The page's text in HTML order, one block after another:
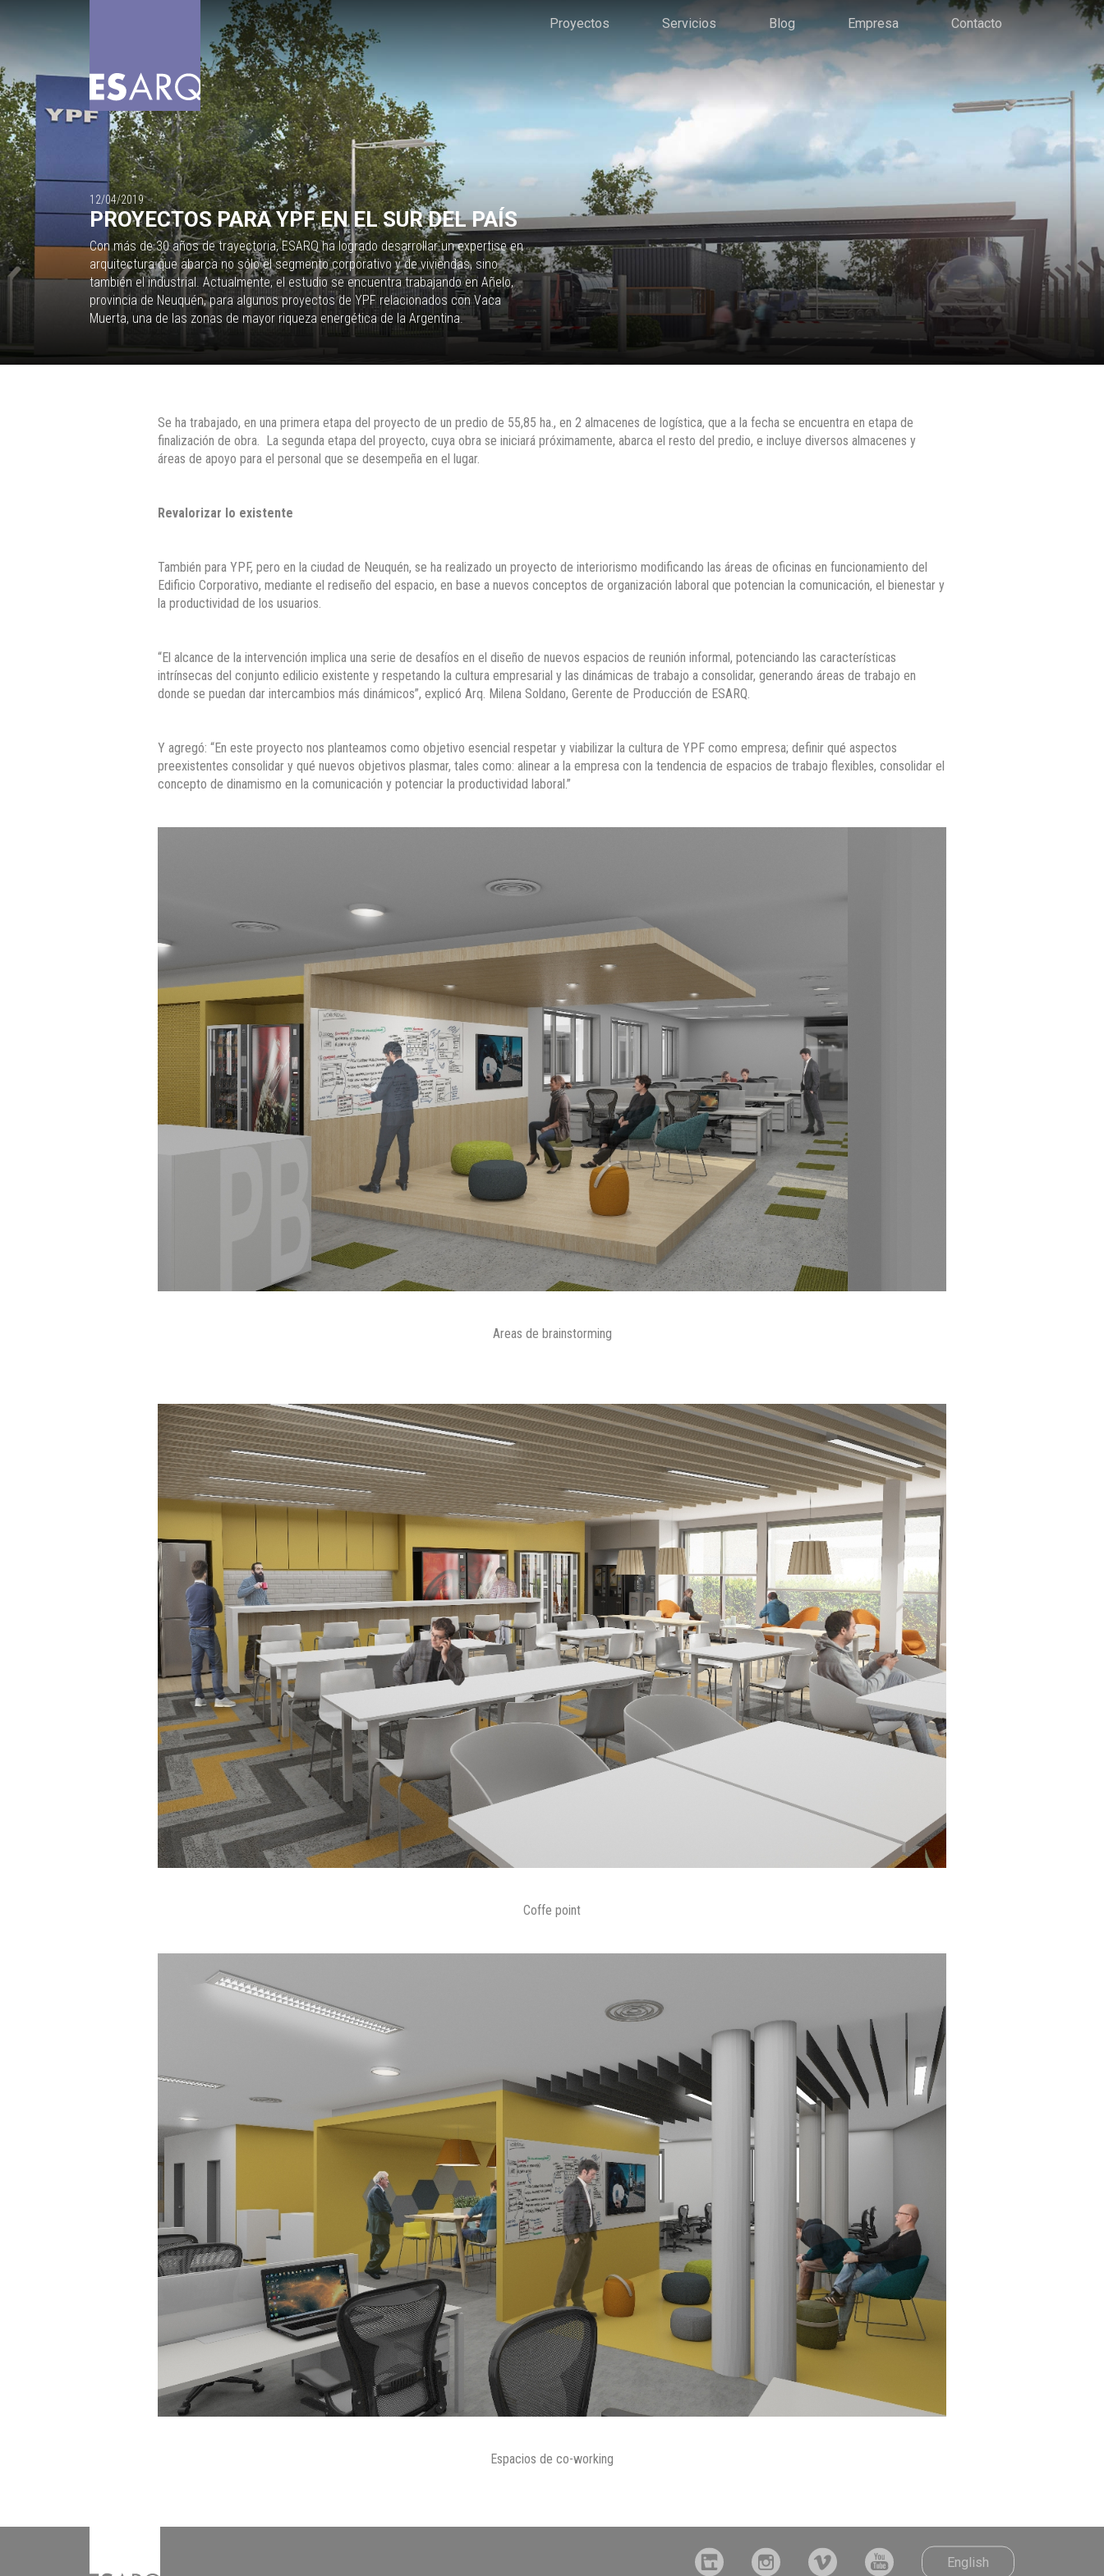
Proyectos Servicios Blog Empresa Contacto
12/04/2019
PROYECTOS PARA YPF EN EL SUR DEL PAÍS
Con más de 30 años de trayectoria, ESARQ ha logrado desarrollar un expertise en
arquitectura que abarca no sólo el segmento corporativo y de viviendas, sino
también el industrial. Actualmente, el estudio se encuentra trabajando en Añelo,
provincia de Neuquén, para algunos proyectos de YPF relacionados con Vaca
Muerta, una de las zonas de mayor riqueza energética de la Argentina.
Se ha trabajado, en una primera etapa del proyecto de un predio de 55,85 ha., en 2 almacenes de logística, que a la fecha se encuentra en etapa de
finalización de obra. La segunda etapa del proyecto, cuya obra se iniciará próximamente, abarca el resto del predio, e incluye diversos almacenes y
áreas de apoyo para el personal que se desempeña en el lugar.
Revalorizar lo existente
También para YPF, pero en la ciudad de Neuquén, se ha realizado un proyecto de interiorismo modificando las áreas de oficinas en funcionamiento del
Edificio Corporativo, mediante el rediseño del espacio, en base a nuevos conceptos de organización laboral que potencian la comunicación, el bienestar y
la productividad de los usuarios.
“El alcance de la intervención implica una serie de desafíos en el diseño de nuevos espacios de reunión informal, potenciando las características
intrínsecas del conjunto edilicio existente y respetando la cultura empresarial y las dinámicas de trabajo a consolidar, generando áreas de trabajo en
donde se puedan dar intercambios más dinámicos”, explicó Arq. Milena Soldano, Gerente de Producción de ESARQ.
Y agregó: “En este proyecto nos planteamos como objetivo esencial respetar y viabilizar la cultura de YPF como empresa; definir qué aspectos
preexistentes consolidar y qué nuevos objetivos plasmar, tales como: alinear a la empresa con la tendencia de espacios de trabajo flexibles, consolidar el
concepto de dinamismo en la comunicación y potenciar la productividad laboral.”
Areas de brainstorming
Coffe point
Espacios de co-working
English